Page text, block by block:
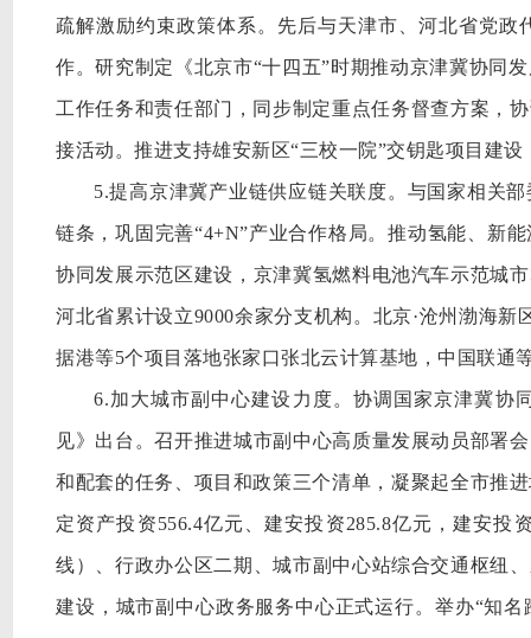
疏解激励约束政策体系。先后与天津市、河北省党
作。研究制定《北京市“十四五”时期推动京津冀协同
工作任务和责任部门，同步制定重点任务督查方案，
接活动。推进支持雄安新区“三校一院”交钥匙项目建
5.提高京津冀产业链供应链关联度。与国家相关
链条，巩固完善“4+N”产业合作格局。推动氢能、新
协同发展示范区建设，京津冀氢燃料电池汽车示范城
河北省累计设立9000余家分支机构。北京·沧州渤海
据港等5个项目落地张家口张北云计算基地，中国联通
6.加大城市副中心建设力度。协调国家京津冀协
见》出台。召开推进城市副中心高质量发展动员部署
和配套的任务、项目和政策三个清单，凝聚起全市推
定资产投资556.4亿元、建安投资285.8亿元，建安
线）、行政办公区二期、城市副中心站综合交通枢纽
建设，城市副中心政务服务中心正式运行。举办“知